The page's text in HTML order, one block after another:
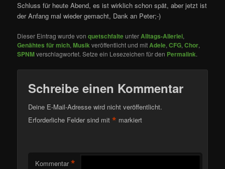
Schluss für heute Abend, es ist wirklich schon spät, aber jetzt ist
der Anfang mal wieder gemacht, Dank an Peter;-)
Dieser Eintrag wurde vonquetschfalteunterAlltags-Allerlei,
Genähtes für mich,Musikveröffentlicht und mitAdele,CFG,Chor,
SPNMverschlagwortet. Setze ein Lesezeichen für den Permalink.
Schreibe einen Kommentar
Deine E-Mail-Adresse wird nicht veröffentlicht.
Erforderliche Felder sind mit* markiert
Kommentar *